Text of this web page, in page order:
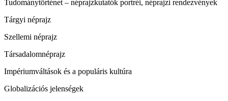
Tudománytörténet – néprajzkutatók portréi, néprajzi rendezvények
Tárgyi néprajz
Szellemi néprajz
Társadalomnéprajz
Impériumváltások és a populáris kultúra
Globalizációs jelenségek